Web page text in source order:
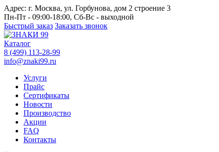
Адрес: г. Москва, ул. Горбунова, дом 2 строение 3
Пн-Пт - 09:00-18:00, Сб-Вс - выходной
Быстрый заказ Заказать звонок
Каталог
8 (499) 113-28-99
info@znaki99.ru
Услуги
Прайс
Сертификаты
Новости
Производство
Акции
FAQ
Контакты